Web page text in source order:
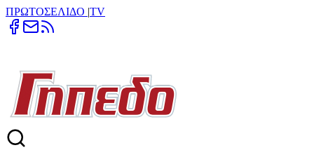
ΠΡΩΤΟΣΕΛΙΔΟ |TV